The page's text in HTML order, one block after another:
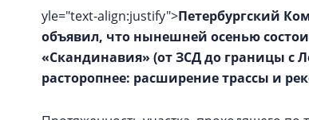
yle="text-align:justify">Петербургский
объявил, что нынешней осенью
«Скандинавия» (от ЗСД до границы с
расторопнее: расширение трассы и